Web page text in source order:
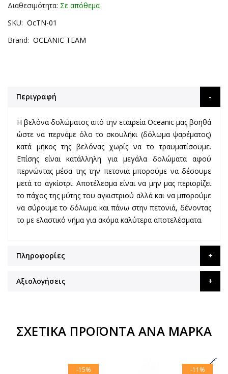
Διαθεσιμότητα: Σε απόθεμα
SKU
OcΤΝ-01
Brand
OCEANIC TEAM
Περιγραφή
Η βελόνα δολώματος από την εταιρεία Oceanic μας βοηθά
ώστε να περνάμε όλο το σκουλήκι (δόλωμα ψαρέματος)
κατά μήκος της βελόνας χωρίς να το τραυματίσουμε.
Επίσης είναι κατάλληλη για μεγάλα δολώματα αφού
περνώντας μέσα της την πετονιά μπορούμε να δέσουμε
μετά το αγκίστρι. Αποτέλεσμα είναι να μην μας περιορίζει
το πάχος της μύτης του αγκιστριού αλλά και να μπορούμε
να σύρουμε το δόλωμα και πάνω στην πετονιά, δένοντας
το με ελαστικό νήμα για ακόμα καλύτερα αποτελέσματα.
Πληροφορίες
Αξιολογήσεις
ΣΧΕΤΙΚΆ ΠΡΟΪΌΝΤΑ ΑΝΆ ΜΆΡΚΑ
-15% -11%